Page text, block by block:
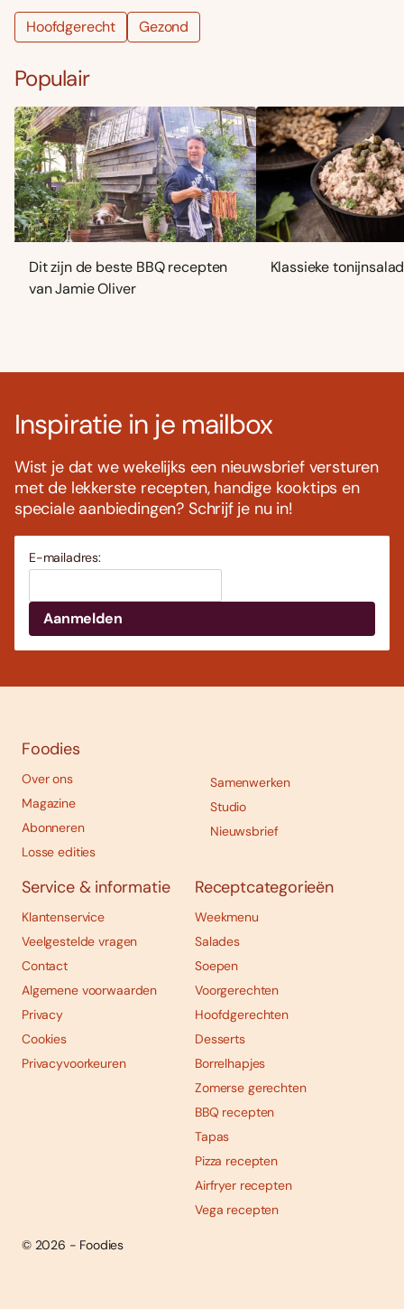
Hoofdgerecht Gezond
Populair
Dit zijn de beste BBQ recepten
van Jamie Oliver
Klassieke
Inspiratie in je mailbox
Wist je dat we wekelijks een nieuwsbrief versturen
met de lekkerste recepten, handige kooktips en
speciale aanbiedingen? Schrijf je nu in!
E-mailadres:
Foodies
Over ons
Magazine
Abonneren
Losse edities
Samenwerken
Studio
Nieuwsbrief
Service & informatie
Klantenservice
Veelgestelde vragen
Contact
Algemene voorwaarden
Privacy
Cookies
Privacyvoorkeuren
Receptcategorieën
Weekmenu
Salades
Soepen
Voorgerechten
Hoofdgerechten
Desserts
Borrelhapjes
Zomerse gerechten
BBQ recepten
Tapas
Pizza recepten
Airfryer recepten
Vega recepten
© 2026 - Foodies